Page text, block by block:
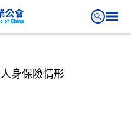
礙者人身保險
身保險情形